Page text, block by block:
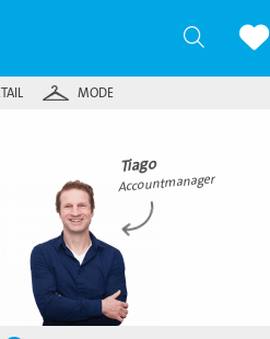
Zoeken
MODE
Tiago
Accountmanager